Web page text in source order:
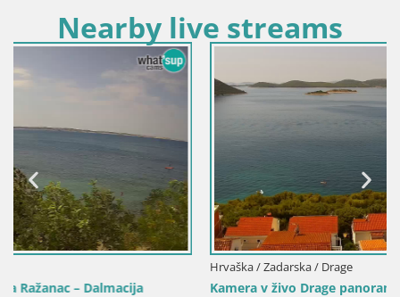
Nearby live streams
Kamera v živo Drage panorama